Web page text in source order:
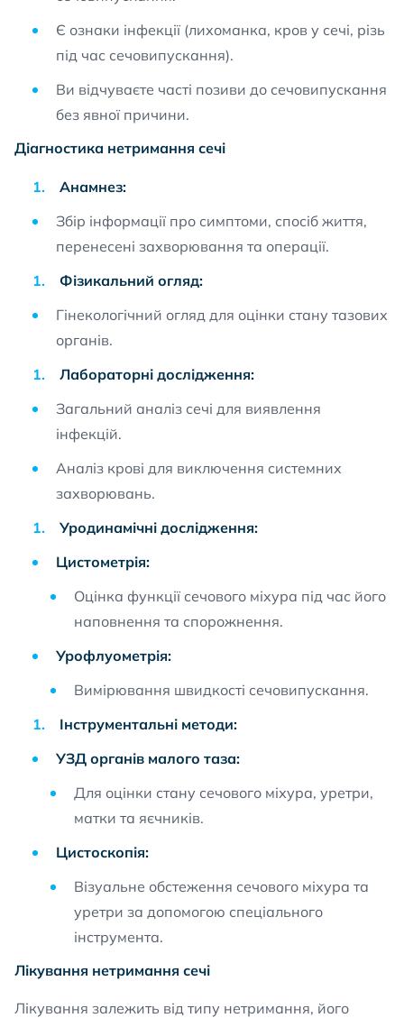
Є ознаки інфекції (лихоманка, кров у сечі, різь
під час сечовипускання).
Ви відчуваєте часті позиви до сечовипускання
без явної причини.
Діагностика нетримання сечі
Анамнез:
Збір інформації про симптоми, спосіб життя,
перенесені захворювання та операції.
Фізикальний огляд:
Гінекологічний огляд для оцінки стану тазових
органів.
Лабораторні дослідження:
Загальний аналіз сечі для виявлення
інфекцій.
Аналіз крові для виключення системних
захворювань.
Уродинамічні дослідження:
Цистометрія:
Оцінка функції сечового міхура під час його
наповнення та спорожнення.
Урофлуометрія:
Вимірювання швидкості сечовипускання.
Інструментальні методи:
УЗД органів малого таза:
Для оцінки стану сечового міхура, уретри,
матки та яєчників.
Цистоскопія:
Візуальне обстеження сечового міхура та
уретри за допомогою спеціального
інструмента.
Лікування нетримання сечі
Лікування залежить від типу нетримання, його